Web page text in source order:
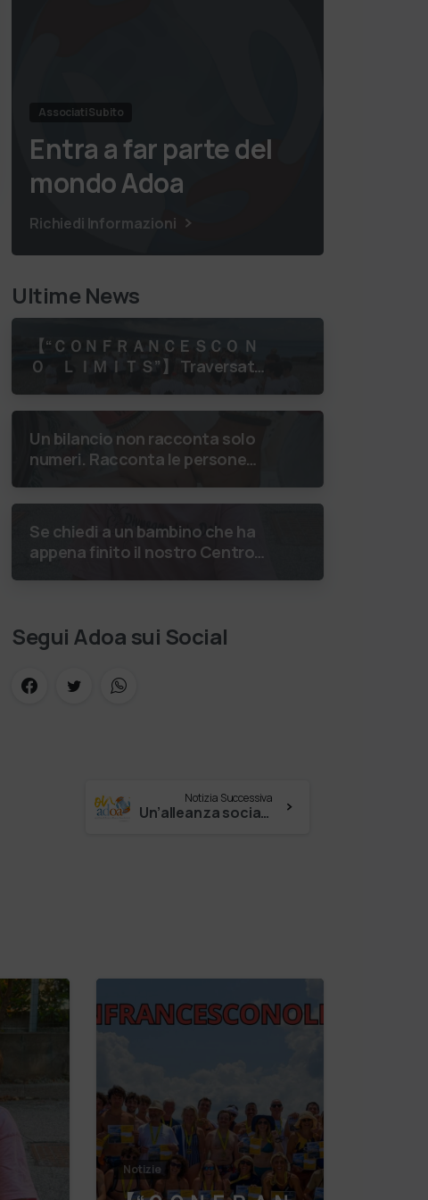
Associati Subito
Entra a far parte del
mondo Adoa
Richiedi Informazioni
Ultime News
【 “ＣＯＮＦＲＡＮＣＥＳＣＯ Ｎ
Ｏ ＬＩＭＩＴＳ”】 Traversata
luglio 2026 Uniti dallo stesso
Un bilancio non racconta solo
numeri. Racconta le persone
le relazioni nate e il
Se chiedi a un bambino che ha
appena finito il nostro Centro
Segui Adoa sui Social
Notizia Successiva
Un’alleanza sociale per la speranza. Il progetto ConAdoa
Notizie